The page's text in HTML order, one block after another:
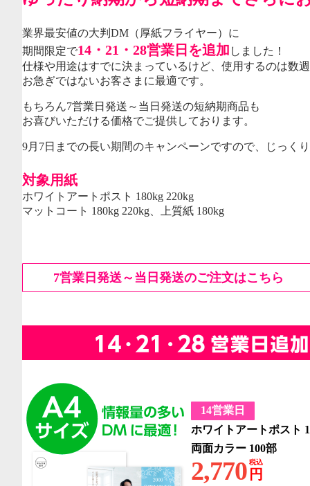
業界最安値の大判DM（厚紙フライヤー）に
期間限定で14・21・28営業日を追加 しました！
仕様や用途はすでに決まっているけど、使用するのは数
お急ぎではないお客さまに最適です。
もちろん7営業日発送～当日発送の短納期商品も
お喜びいただける価格でご提供しております。
9月7日までの長い期間のキャンペーンですので、じっく
対象用紙
ホワイトアートポスト 180kg 220kg
マットコート 180kg 220kg、上質紙 180kg
7営業日発送～当日発送のご注文はこちら
14営業日
ホワイトアートポスト
両面カラー 100部
2,770 税込
円